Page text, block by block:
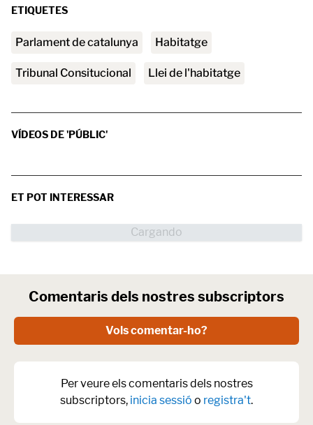
ETIQUETES
parlament de catalunya habitatge
Tribunal Consitucional llei de l'habitatge
VÍDEOS DE 'PÚBLIC'
ET POT INTERESSAR
Comentaris dels nostres subscriptors
Vols comentar-ho?
Per veure els comentaris dels nostres
subscriptors, inicia sessió o registra't.